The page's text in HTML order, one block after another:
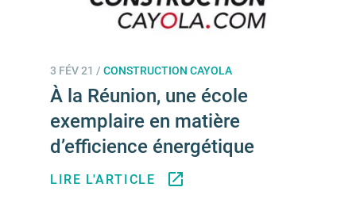
3 FÉV 21 / CONSTRUCTION CAYOLA
À la Réunion, une école
exemplaire en matière
d’efficience énergétique
LIRE L'ARTICLE